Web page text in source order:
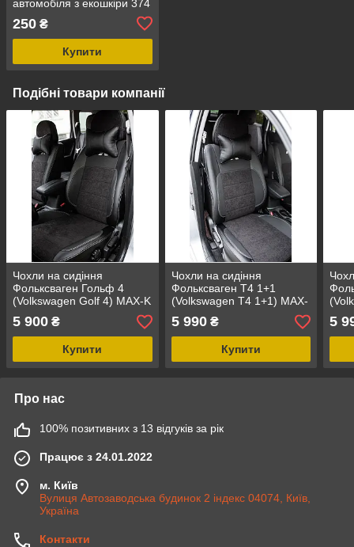
автомобіля з екошкіри 374
250 ₴
Купити
Подібні товари компанії
Чохли на сидіння
Фольксваген Гольф 4
(Volkswagen Golf 4) MAX-K
комбіновані аригона
алькантара
5 900 ₴
Купити
Чохли на сидіння
Фольксваген Т4 1+1
(Volkswagen Т4 1+1) MAX-
K комбіновані аригона
алькантара
5 990₴
Купити
K
5
Про нас
100% позитивних з 13 відгуків за рік
Працює з 24.01.2022
м. Київ
Вулиця Автозаводська будинок 2 індекс 04074, Київ,
Україна
Контакти